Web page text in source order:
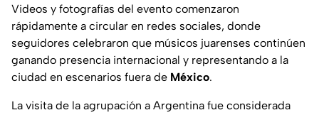
Videos y fotografías del evento comenzaron
rápidamente a circular en redes sociales, donde
seguidores celebraron que músicos juarenses continúen
ganando presencia internacional y representando a la
ciudad en escenarios fuera de México.
La visita de la agrupación a Argentina fue considerada